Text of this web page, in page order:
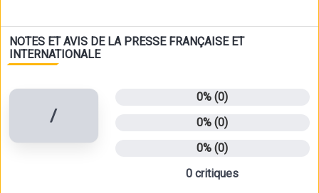
NOTES ET AVIS DE LA PRESSE FRANÇAISE ET
INTERNATIONALE
/
0% (0)
0% (0)
0% (0)
0 critiques